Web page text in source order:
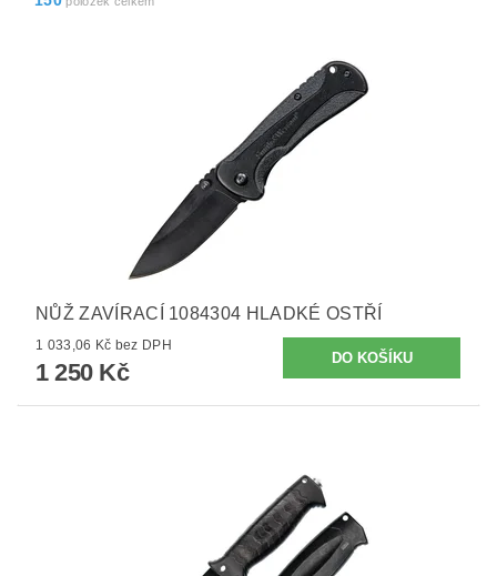
NŮŽ ZAVÍRACÍ 1084304 HLADKÉ OSTŘÍ
1 033,06 Kč bez DPH
1 250 Kč